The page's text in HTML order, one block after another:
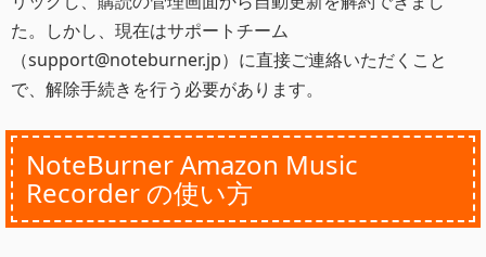
た。しかし、現在はサポートチーム
（support@noteburner.jp）に直接ご連絡いただくこと
で、解除手続きを行う必要があります。
NoteBurner Amazon Music
Recorder の使い方